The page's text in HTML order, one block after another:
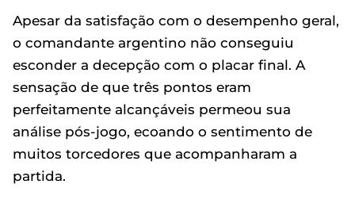
Apesar da satisfação com o desempenho geral,
o comandante argentino não conseguiu
esconder a decepção com o placar final. A
sensação de que três pontos eram
perfeitamente alcançáveis permeou sua
análise pós-jogo, ecoando o sentimento de
muitos torcedores que acompanharam a
partida.